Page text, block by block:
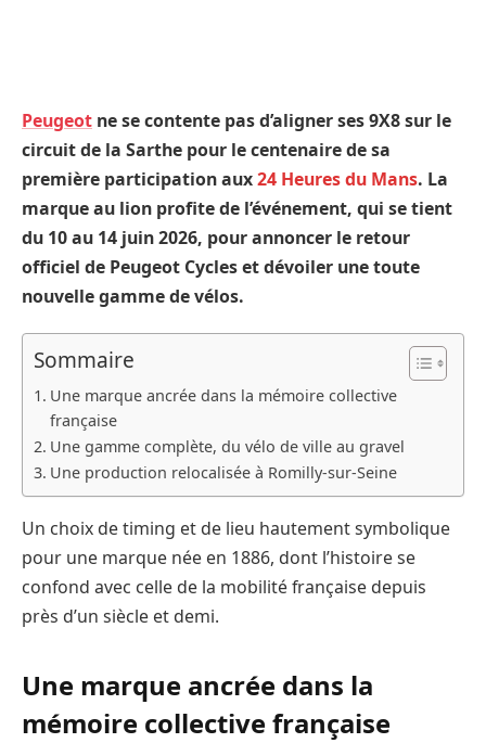
Peugeot ne se contente pas d’aligner ses 9X8 sur le
circuit de la Sarthe pour le centenaire de sa
première participation aux24 Heures du Mans. La
marque au lion profite de l’événement, qui se tient
du 10 au 14 juin 2026, pour annoncer le retour
officiel de Peugeot Cycles et dévoiler une toute
nouvelle gamme de vélos.
Sommaire
Une marque ancrée dans la mémoire collective
française
Une gamme complète, du vélo de ville au gravel
Une production relocalisée à Romilly-sur-Seine
Un choix de timing et de lieu hautement symbolique
pour une marque née en 1886, dont l’histoire se
confond avec celle de la mobilité française depuis
près d’un siècle et demi.
Une marque ancrée dans la
mémoire collective française